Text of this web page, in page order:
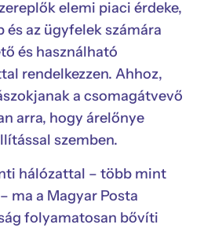
elemi piaci érdeke,
az ügyfelek számára
és használható
rendelkezzen. Ahhoz,
a csomagátvevő
arra, hogy árelőnye
szemben.
hálózattal – több mint
ma a Magyar Posta
folyamatosan bővíti